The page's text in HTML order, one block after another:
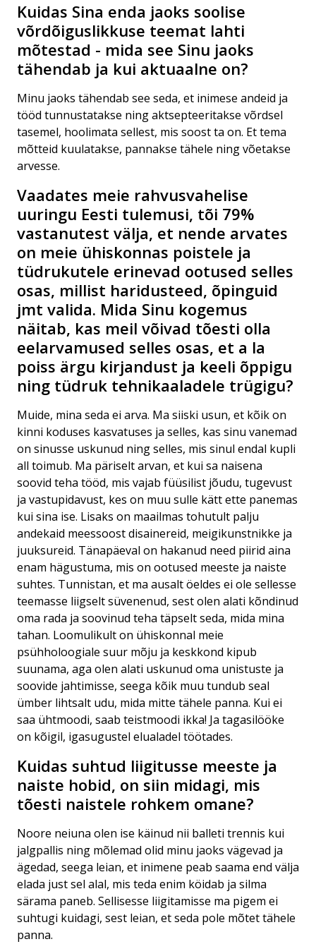
Kuidas Sina enda jaoks soolise
võrdõiguslikkuse teemat lahti
mõtestad - mida see Sinu jaoks
tähendab ja kui aktuaalne on?
Minu jaoks tähendab see seda, et inimese andeid ja
tööd tunnustatakse ning aktsepteeritakse võrdsel
tasemel, hoolimata sellest, mis soost ta on. Et tema
mõtteid kuulatakse, pannakse tähele ning võetakse
arvesse.
Vaadates meie rahvusvahelise
uuringu Eesti tulemusi, tõi 79%
vastanutest välja, et nende arvates
on meie ühiskonnas poistele ja
tüdrukutele erinevad ootused selles
osas, millist haridusteed, õpinguid
jmt valida. Mida Sinu kogemus
näitab, kas meil võivad tõesti olla
eelarvamused selles osas, et a la
poiss ärgu kirjandust ja keeli õppigu
ning tüdruk tehnikaaladele trügigu?
Muide, mina seda ei arva. Ma siiski usun, et kõik on
kinni koduses kasvatuses ja selles, kas sinu vanemad
on sinusse uskunud ning selles, mis sinul endal kupli
all toimub. Ma päriselt arvan, et kui sa naisena
soovid teha tööd, mis vajab füüsilist jõudu, tugevust
ja vastupidavust, kes on muu sulle kätt ette panemas
kui sina ise. Lisaks on maailmas tohutult palju
andekaid meessoost disainereid, meigikunstnikke ja
juuksureid. Tänapäeval on hakanud need piirid aina
enam hägustuma, mis on ootused meeste ja naiste
suhtes. Tunnistan, et ma ausalt öeldes ei ole sellesse
teemasse liigselt süvenenud, sest olen alati kõndinud
oma rada ja soovinud teha täpselt seda, mida mina
tahan. Loomulikult on ühiskonnal meie
psühholoogiale suur mõju ja keskkond kipub
suunama, aga olen alati uskunud oma unistuste ja
soovide jahtimisse, seega kõik muu tundub seal
ümber lihtsalt udu, mida mitte tähele panna. Kui ei
saa ühtmoodi, saab teistmoodi ikka! Ja tagasilööke
on kõigil, igasugustel elualadel töötades.
Kuidas suhtud liigitusse meeste ja
naiste hobid, on siin midagi, mis
tõesti naistele rohkem omane?
Noore neiuna olen ise käinud nii balleti trennis kui
jalgpallis ning mõlemad olid minu jaoks vägevad ja
ägedad, seega leian, et inimene peab saama end välja
elada just sel alal, mis teda enim köidab ja silma
särama paneb. Sellisesse liigitamisse ma pigem ei
suhtugi kuidagi, sest leian, et seda pole mõtet tähele
panna.